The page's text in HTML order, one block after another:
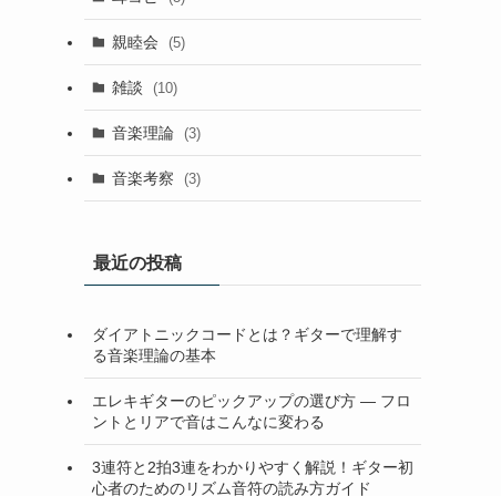
親睦会 (5)
雑談 (10)
音楽理論 (3)
音楽考察 (3)
最近の投稿
ダイアトニックコードとは？ギターで理解す
る音楽理論の基本
エレキギターのピックアップの選び方 — フロ
ントとリアで音はこんなに変わる
3連符と2拍3連をわかりやすく解説！ギター初
心者のためのリズム音符の読み方ガイド